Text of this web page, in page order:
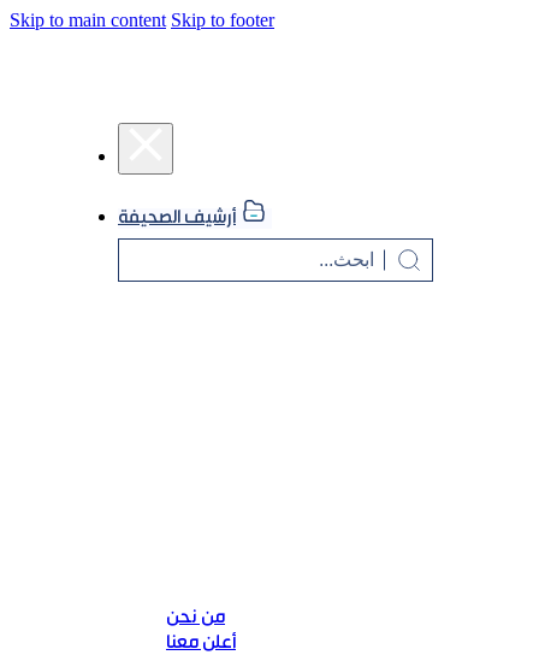
Skip to main content Skip to footer
أرشيف الصحيفة
من نحن
أعلن معنا